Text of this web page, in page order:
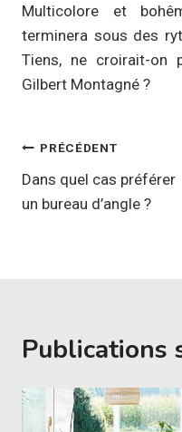
Multicolore et
terminera sous des
Tiens, ne croirait-on
Gilbert Montagné ?
Navigation
de
l’article
PRÉCÉDENT
Dans quel cas préférer
un bureau d’angle ?
Publications